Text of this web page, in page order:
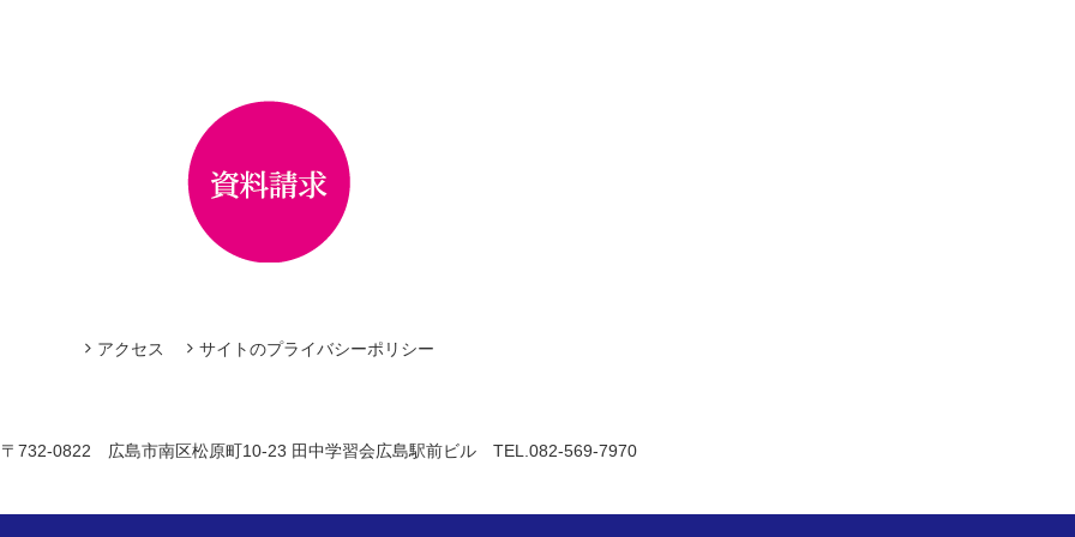
アクセス サイトのプライバシーポリシー
〒732-0822 広島市南区松原町10-23 田中学習会広島駅前ビル TEL.082-569-7970